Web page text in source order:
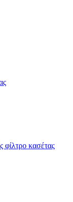
φίλτρο κασέτας